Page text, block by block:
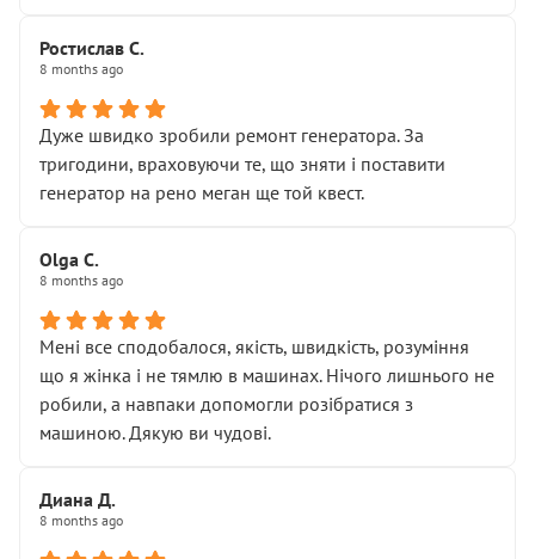
Хотілося б більше:
• належної уваги до авто
• прозорості в роботах і рахунках
• реальної діагностики, а не формального
“подивились і поїхав”
На жаль, складається враження, що сервіс працює не
Стосовно комунікації - все добре
звертатися до цього автосервісу.
Ростислав С.
8 months ago
Дуже швидко зробили ремонт генератора. За
тригодини, враховуючи те, що зняти і поставити
генератор на рено меган ще той квест.
Olga С.
8 months ago
Мені все сподобалося, якість, швидкість, розуміння
що я жінка і не тямлю в машинах. Нічого лишнього не
робили, а навпаки допомогли розібратися з
машиною. Дякую ви чудові.
Диана Д.
8 months ago